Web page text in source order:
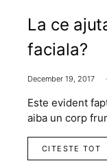
La ce
faciala?
December 19, 2017
Este evident
aiba un corp
CITESTE TOT